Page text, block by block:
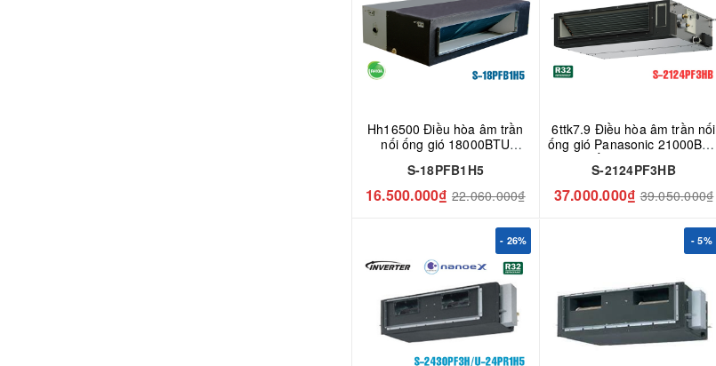
Hh16500 Điều hòa âm trần
nối ống gió 18000BTU
S-18PFB1H5
16.500.000₫ 22.060.000₫
6ttk7.9 Điều hòa âm trần nối
ống gió Panasonic 21000BTU
2 chiều S-2124PF3HB
S-2124PF3HB
37.000.000₫ 39.050.000₫
- 26% - 5%